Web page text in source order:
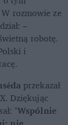
rozmowie ze
–
robotę.
i
przekazał
Dziękując
"Wspólnie